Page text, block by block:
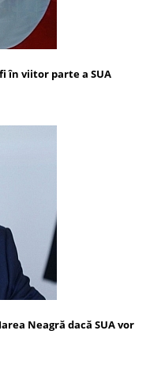
în viitor parte a SUA
Neagră dacă SUA vor